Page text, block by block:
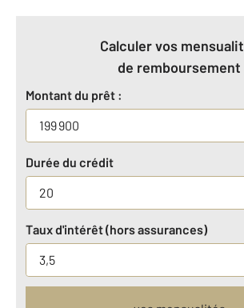
Calculer vos
de remboursement
Montant du prêt :
Durée du crédit
Taux d'intérêt (hors assurances)